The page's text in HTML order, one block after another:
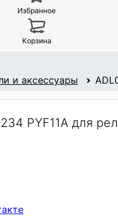
Избранное
Корзина
и аксессуары
PYF11A для